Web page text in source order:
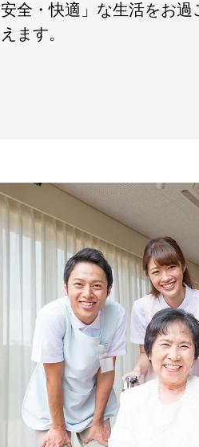
安全・快適」な生活をお
えます。